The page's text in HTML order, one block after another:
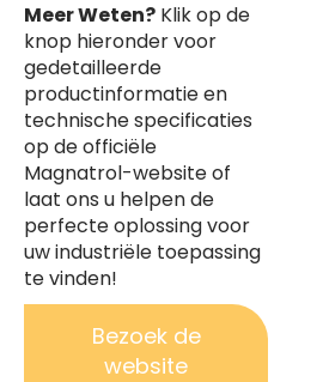
Meer Weten? Klik op de
knop hieronder voor
gedetailleerde
productinformatie en
technische specificaties
op de officiële
Magnatrol-website of
laat ons u helpen de
perfecte oplossing voor
uw industriële toepassing
te vinden!
Bezoek de
website